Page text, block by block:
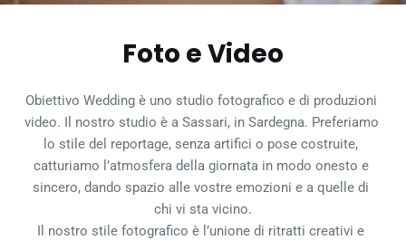
Foto e Video
Obiettivo Wedding è uno studio fotografico e di produzioni
video. Il nostro studio è a Sassari, in Sardegna. Preferiamo
lo stile del reportage, senza artifici o pose costruite,
catturiamo l’atmosfera della giornata in modo onesto e
sincero, dando spazio alle vostre emozioni e a quelle di
chi vi sta vicino.
Il nostro stile fotografico è l’unione di ritratti creativi e